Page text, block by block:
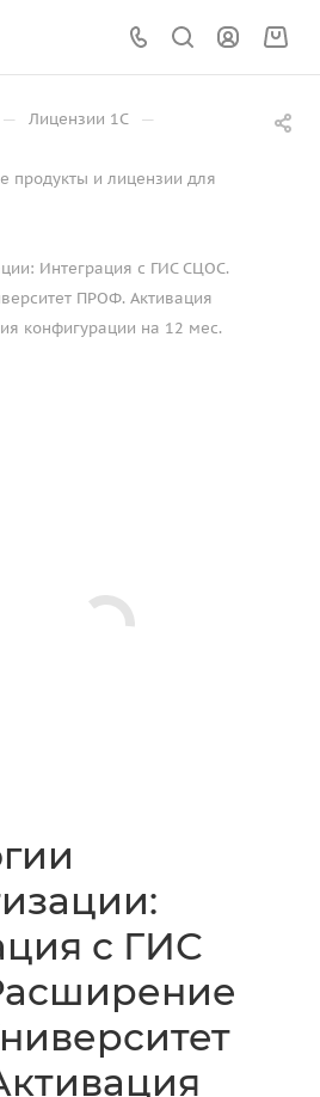
— Лицензии 1С —
продукты и лицензии для
Интеграция с ГИС СЦОС.
ПРОФ. Активация
конфигурации на 12 мес.
с ГИС